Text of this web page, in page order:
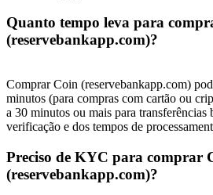
Exclusive for BitMart Users
Precious Metals Trading Carnival
Trade Gold & Silver · 33,333
Quanto tempo leva para
(reservebankapp.com)?
Comprar Coin (reservebankapp.com)
minutos (para compras com cartão ou
a 30 minutos ou mais para transferências
verificação e dos tempos de
Preciso de KYC para comprar
(reservebankapp.com)?